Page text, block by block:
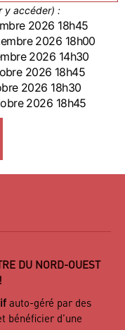
y accéder) :
2026 18h45
2026 18h00
2026 14h30
2026 18h45
2026 18h30
2026 18h45
DU NORD-OUEST
auto-géré par des
bénéficier d’une